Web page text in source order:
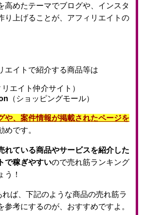
高めたテーマでブログや、インスタ
り上げることが、アフィリエイトの
エイトで紹介する商品等は
リエイト仲介サイト）
（ショッピングモール）
や、案件情報が掲載されたページを
めです。
れている商品やサービスを紹介した
で稼ぎやすいので売れ筋ランキング
う！
ば、下記のような商品の売れ筋ラ
参考にするのが、おすすめですよ。